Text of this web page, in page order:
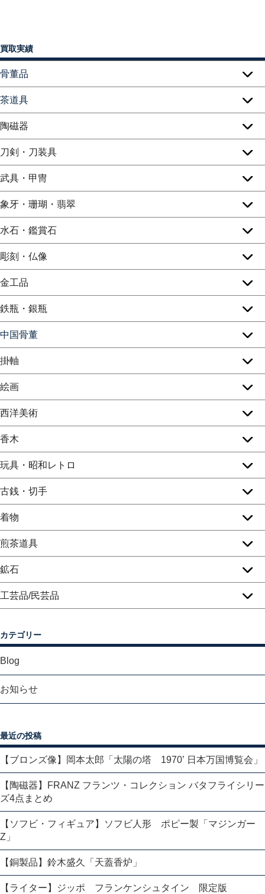
買取実績
骨董品
茶道具
陶磁器
刀剣・刀装具
武具・甲冑
象牙・珊瑚・翡翠
水石・鑑賞石
彫刻・仏像
金工品
鉄瓶・銀瓶
中国骨董
掛軸
絵画
西洋美術
香木
玩具・昭和レトロ
古銭・切手
着物
煎茶道具
鉱石
工芸品/民芸品
カテゴリー
Blog
お知らせ
最近の投稿
【ブロンズ像】岡本太郎「太陽の塔 1970’ 日本万国博覧会」
【陶磁器】FRANZ フランツ・コレクション バタフライシリー
ズ4点まとめ
【ソフビ・フィギュア】ソフビ人形 ポピー製「マジンガー
Z」
【銅製品】鈴木盛久「天蓋香炉」
【ライター】ジッポ フランケンシュタイン 限定版